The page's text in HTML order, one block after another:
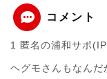
コメント
1 匿名の浦和サポ
ヘグモさんもなんだ